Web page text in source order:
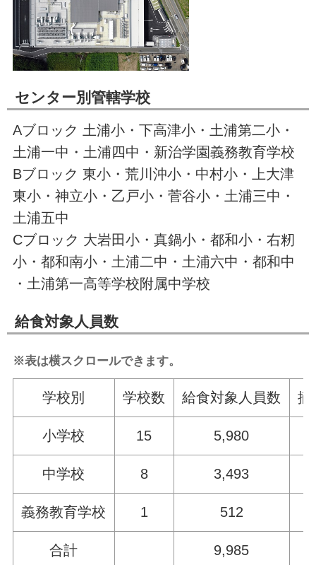
センター別管轄学校
Aブロック 土浦小・下高津小・土浦第二小・
土浦一中・土浦四中・新治学園義務教育学校
Bブロック 東小・荒川沖小・中村小・上大津
東小・神立小・乙戸小・菅谷小・土浦三中・
土浦五中
Cブロック 大岩田小・真鍋小・都和小・右籾
小・都和南小・土浦二中・土浦六中・都和中
・土浦第一高等学校附属中学校
給食対象人員数
※表は横スクロールできます。
学校別 学校数 給食対象人員数 摘
小学校 15 5,980
中学校 8 3,493
義務教育学校 1 512
合計 9,985